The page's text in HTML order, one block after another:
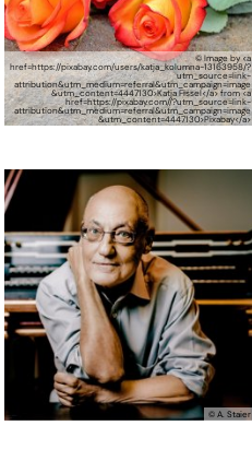
© Image by <a
href=https://pixabay.com/users/katja_kolumna-13163958/?
utm_source=link-
attribution&utm_medium=referral&utm_campaign=image
&utm_content=4447130>Katja Fissel</a> from <a
href=https://pixabay.com//?utm_source=link-
attribution&utm_medium=referral&utm_campaign=image
&utm_content=4447130>Pixabay</a>
© A. Staier